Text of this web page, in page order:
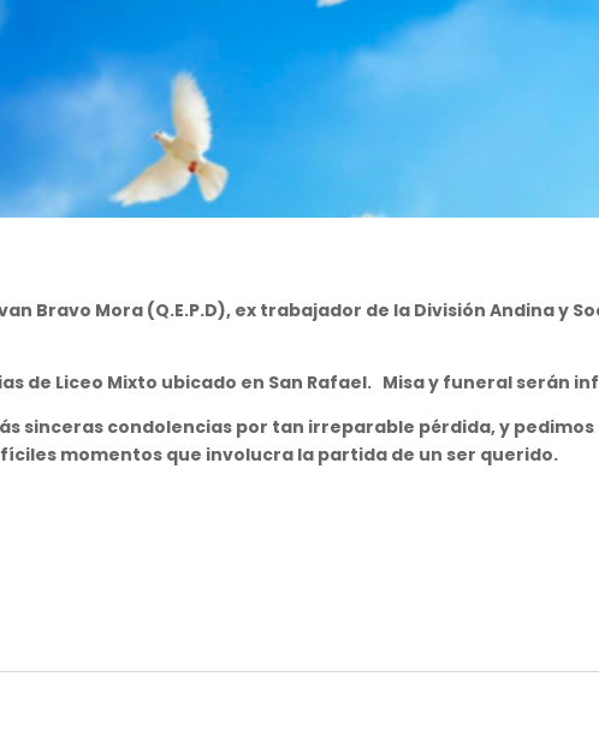
Bravo Mora (Q.E.P.D), ex trabajador de la División Andina y
de Liceo Mixto ubicado en San Rafael. Misay funeral serán
sinceras condolencias por tan irreparable pérdida, y pedimos
momentos que involucra la partida de un ser querido.